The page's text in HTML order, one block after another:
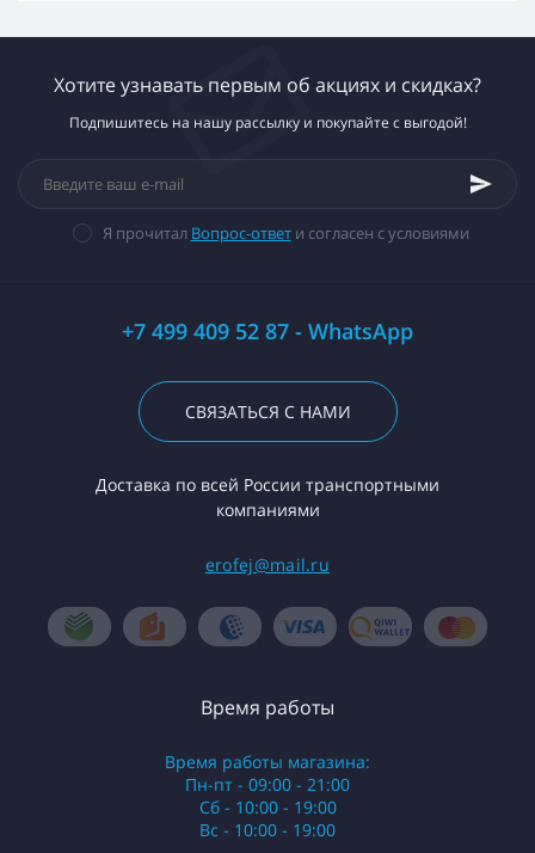
Хотите узнавать первым об акциях и скидках?
Подпишитесь на нашу рассылку и покупайте с выгодой!
Я прочитал Вопрос-ответи согласен с условиями
+7 499 409 52 87 - WhatsApp
СВЯЗАТЬСЯ С НАМИ
Доставка по всей России транспортными
компаниями
erofej@mail.ru
Время работы
Время работы магазина:
Пн-пт - 09:00 - 21:00
Сб - 10:00 - 19:00
Вс - 10:00 - 19:00